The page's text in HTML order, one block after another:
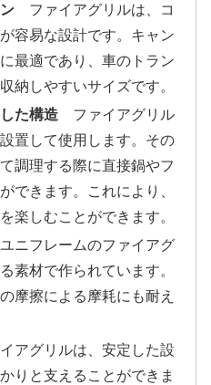
ファイアグリルは、コ
容易な設計です。キャン
最適であり、車のトラン
納しやすいサイズです。
た構造ファイアグリル
置して使用します。その
調理する際に直接鍋やフ
できます。これにより、
楽しむことができます。
フレームのファイアグ
素材で作られています。
摩擦による摩耗にも耐え
グリルは、安定した設
りと支えることができま